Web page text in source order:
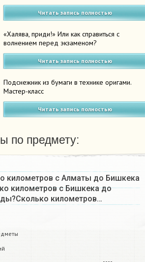
Читать запись полностью
«Халява, приди!» Или как справиться с
волнением перед экзаменом?
Читать запись полностью
Подснежник из бумаги в технике оригами.
Мастер-класс
Читать запись полностью
по предмету:
километров с Алматы до Бишкека
километров с Бишкека до
километров…